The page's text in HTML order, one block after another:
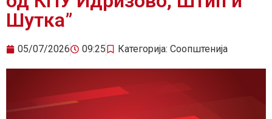
Шутка”
05/07/2026 09:25 Категорија: Соопштенија